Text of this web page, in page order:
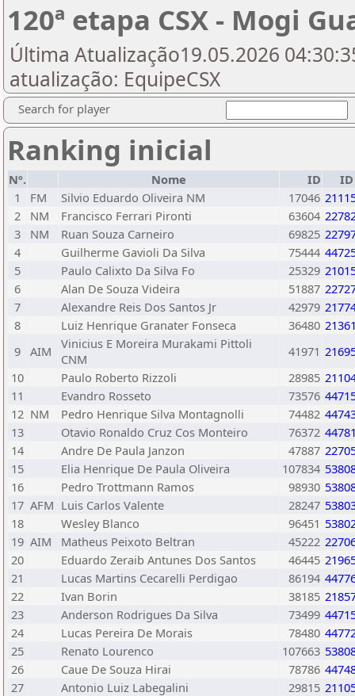
120ª etapa CSX - Mogi
Última Atualização19.05.2026
atualização: EquipeCSX
Search for player
Ranking inicial
Nº. Nome ID
ID
1
FM Silvio Eduardo Oliveira NM 17046
2
NM Francisco Ferrari Pironti 63604
3
NM Ruan Souza Carneiro 69825
4
Guilherme Gavioli Da Silva 75444
5
Paulo Calixto Da Silva Fo 25329
6
Alan De Souza Videira 51887
7
Alexandre Reis Dos Santos Jr 42979
8
Luiz Henrique Granater Fonseca 36480
9 AIM
Vinicius E Moreira Murakami Pittoli
CNM
41971
10
Paulo Roberto Rizzoli 28985
11
Evandro Rosseto 73576
12 NM Pedro Henrique Silva Montagnolli 74482
13
Otavio Ronaldo Cruz Cos Monteiro 76372
14
Andre De Paula Janzon 47887
15
Elia Henrique De Paula Oliveira 107834
16
Pedro Trottmann Ramos 98930
17 AFM Luis Carlos Valente 28247
18
Wesley Blanco 96451
19 AIM Matheus Peixoto Beltran 45222
20
Eduardo Zeraib Antunes Dos Santos 46445
21
Lucas Martins Cecarelli Perdigao 86194
22
Ivan Borin 38185
23
Anderson Rodrigues Da Silva 73499
24
Lucas Pereira De Morais 78480
25
Renato Lourenco 107663
26
Caue De Souza Hirai 78786
27
Antonio Luiz Labegalini 29815